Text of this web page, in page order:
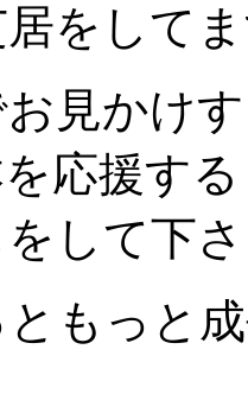
をして
見かけ
応援す
して下
もっと